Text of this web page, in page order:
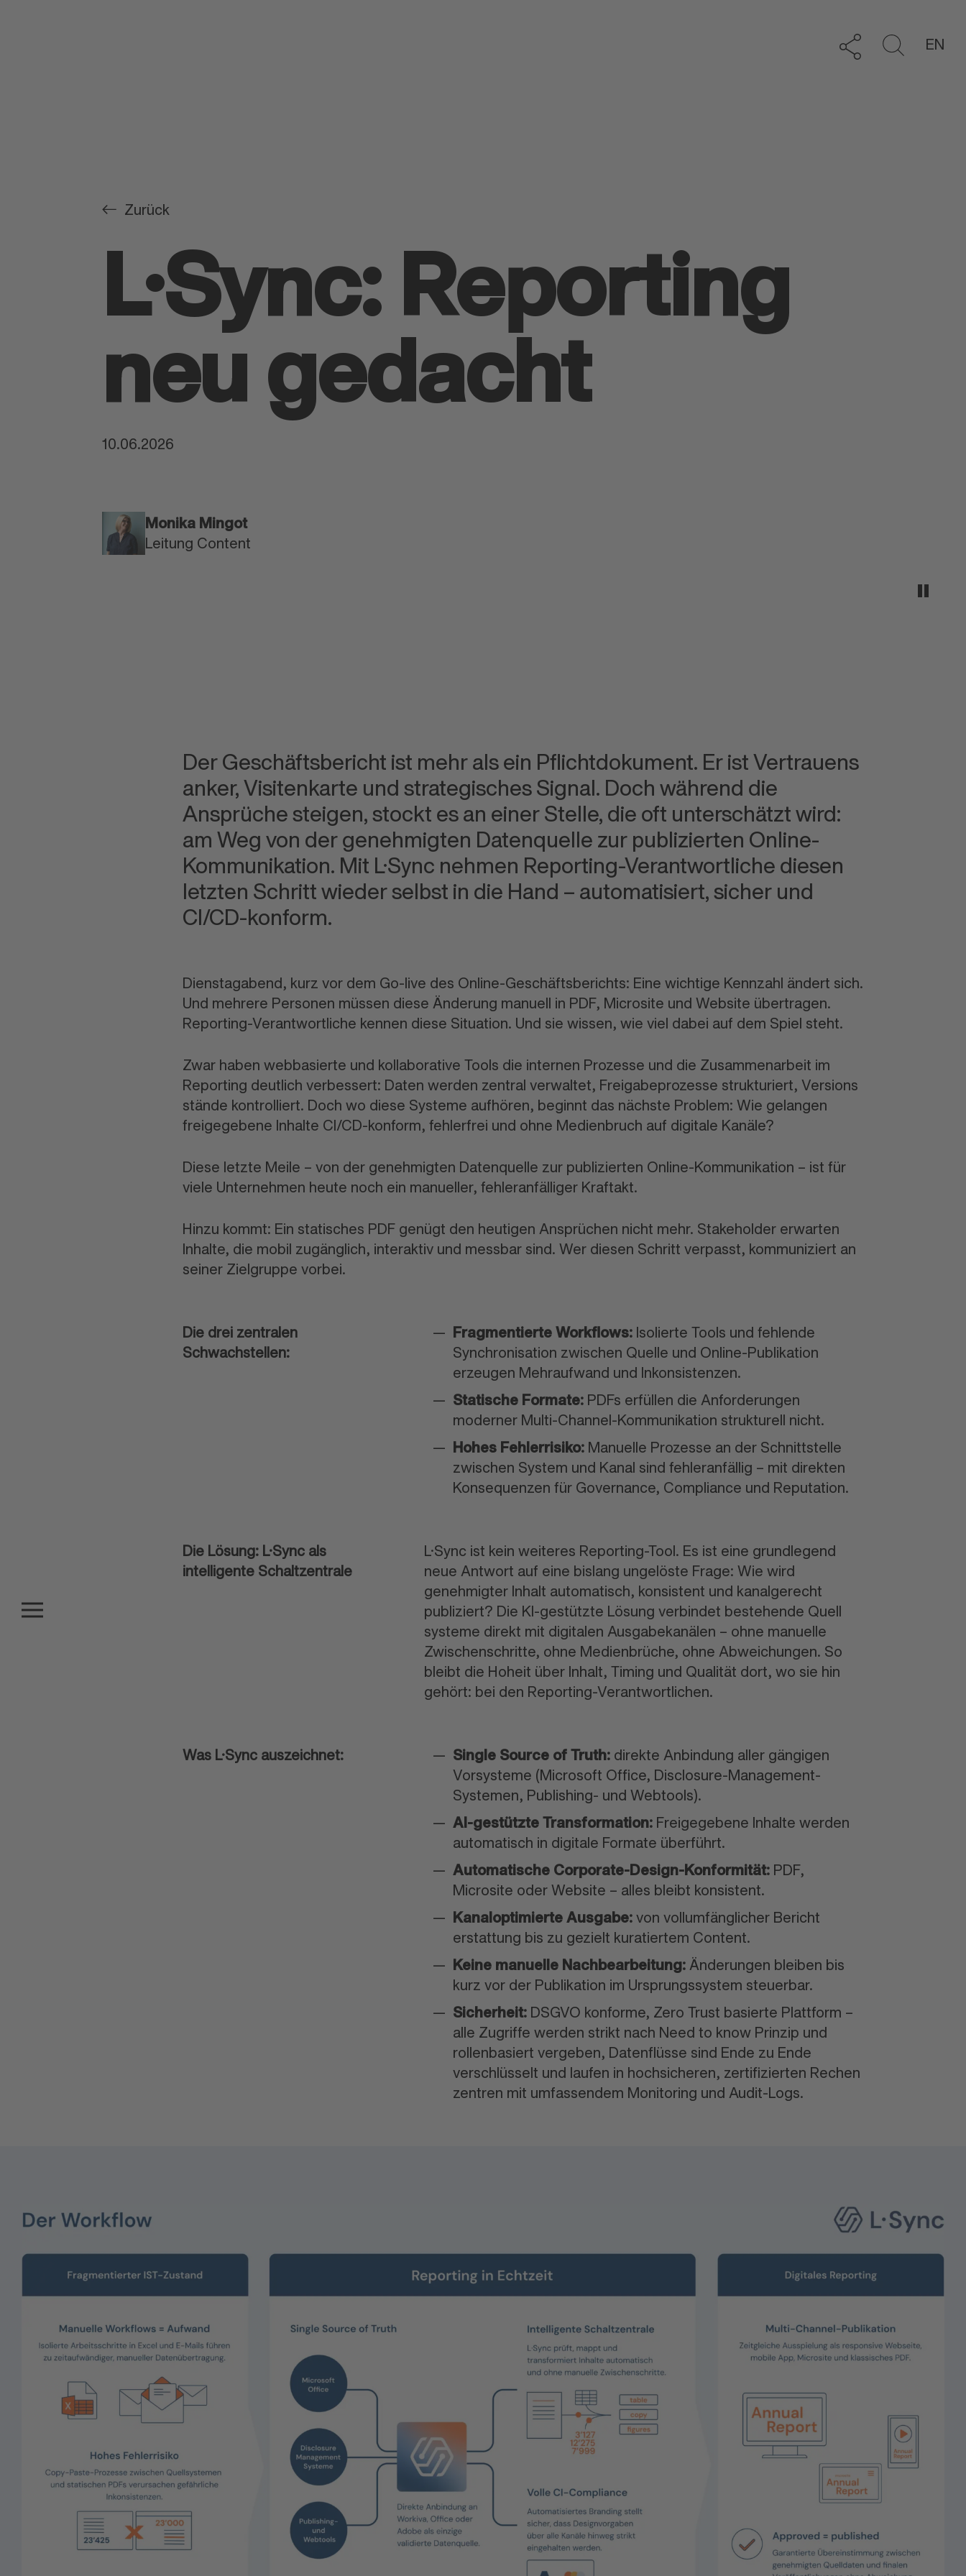
EN
Zurück
L·Sync: Reporting
neu gedacht
10.06.2026
Monika Mingot
Leitung Content
Der Geschäftsbericht ist mehr als ein Pflichtdokument. Er ist Vertrauens
anker, Visitenkarte und strategisches Signal. Doch während die
Ansprüche steigen, stockt es an einer Stelle, die oft unterschätzt wird:
am Weg von der genehmigten Datenquelle zur publizierten Online-
Kommunikation. Mit L·Sync nehmen Reporting-Verantwortliche diesen
letzten Schritt wieder selbst in die Hand – automatisiert, sicher und
CI/CD-konform.
Dienstagabend, kurz vor dem Go-live des Online-Geschäftsberichts: Eine wichtige Kennzahl ändert sich.
Und mehrere Personen müssen diese Änderung manuell in PDF, Microsite und Website übertragen.
Reporting-Verantwortliche kennen diese Situation. Und sie wissen, wie viel dabei auf dem Spiel steht.
Zwar haben webbasierte und kollaborative Tools die internen Prozesse und die Zusammenarbeit im
Reporting deutlich verbessert: Daten werden zentral verwaltet, Freigabeprozesse strukturiert, Versions
stände kontrolliert. Doch wo diese Systeme aufhören, beginnt das nächste Problem: Wie gelangen
freigegebene Inhalte CI/CD-konform, fehlerfrei und ohne Medienbruch auf digitale Kanäle?
Diese letzte Meile – von der genehmigten Datenquelle zur publizierten Online-Kommunikation – ist für
viele Unternehmen heute noch ein manueller, fehleranfälliger Kraftakt.
Hinzu kommt: Ein statisches PDF genügt den heutigen Ansprüchen nicht mehr. Stakeholder erwarten
Inhalte, die mobil zugänglich, interaktiv und messbar sind. Wer diesen Schritt verpasst, kommuniziert an
seiner Zielgruppe vorbei.
Die drei zentralen
Schwachstellen:
Fragmentierte Workflows: Isolierte Tools und fehlende
Synchronisation zwischen Quelle und Online-Publikation
erzeugen Mehraufwand und Inkonsistenzen.
Statische Formate: PDFs erfüllen die Anforderungen
moderner Multi-Channel-Kommunikation strukturell nicht.
Hohes Fehlerrisiko: Manuelle Prozesse an der Schnittstelle
zwischen System und Kanal sind fehleranfällig – mit direkten
Konsequenzen für Governance, Compliance und Reputation.
Die Lösung: L·Sync als
intelligente Schaltzentrale
L·Sync ist kein weiteres Reporting-Tool. Es ist eine grundlegend
neue Antwort auf eine bislang ungelöste Frage: Wie wird
genehmigter Inhalt automatisch, konsistent und kanalgerecht
publiziert? Die KI-gestützte Lösung verbindet bestehende Quell
systeme direkt mit digitalen Ausgabekanälen – ohne manuelle
Zwischenschritte, ohne Medienbrüche, ohne Abweichungen. So
bleibt die Hoheit über Inhalt, Timing und Qualität dort, wo sie hin
gehört: bei den Reporting-Verantwortlichen.
Was L·Sync auszeichnet: Single Source of Truth: direkte Anbindung aller gängigen
Vorsysteme (Microsoft Office, Disclosure-Management-
Systemen, Publishing- und Webtools).
AI-gestützte Transformation: Freigegebene Inhalte werden
automatisch in digitale Formate überführt.
Automatische Corporate-Design-Konformität: PDF,
Microsite oder Website – alles bleibt konsistent.
Kanaloptimierte Ausgabe:von vollumfänglicher Bericht
erstattung bis zu gezielt kuratiertem Content.
Keine manuelle Nachbearbeitung:Änderungen bleiben bis
kurz vor der Publikation im Ursprungssystem steuerbar.
Sicherheit: DSGVO konforme, Zero Trust basierte Plattform –
alle Zugriffe werden strikt nach Need to know Prinzip und
rollenbasiert vergeben, Datenflüsse sind Ende zu Ende
verschlüsselt und laufen in hochsicheren, zertifizierten Rechen
zentren mit umfassendem Monitoring und Audit-Logs.